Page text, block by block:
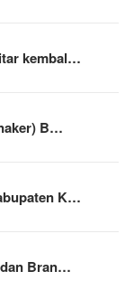
kembal…
B…
K…
Bran…